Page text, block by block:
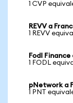
1 CVP
REVV a
1 REVV
Fodl Finance
1 FODL
pNetwork a
1 PNT